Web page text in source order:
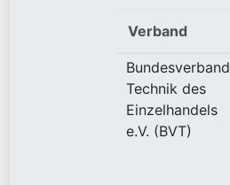
Verband
Bundesverband
Technik des
Einzelhandels
e.V. (BVT)